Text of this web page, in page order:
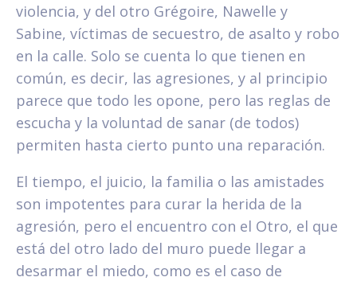
violencia, y del otro Grégoire, Nawelle y
Sabine, víctimas de secuestro, de asalto y robo
en la calle. Solo se cuenta lo que tienen en
común, es decir, las agresiones, y al principio
parece que todo les opone, pero las reglas de
escucha y la voluntad de sanar (de todos)
permiten hasta cierto punto una reparación.
El tiempo, el juicio, la familia o las amistades
son impotentes para curar la herida de la
agresión, pero el encuentro con el Otro, el que
está del otro lado del muro puede llegar a
desarmar el miedo, como es el caso de